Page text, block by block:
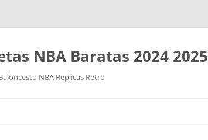
NBA Baratas 2024 2025
NBA Replicas Retro